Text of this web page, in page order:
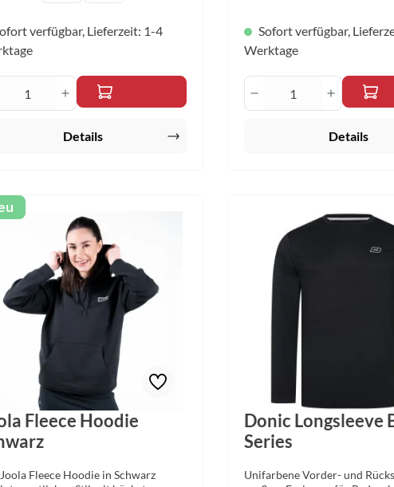
Wert ein oder benutze die Schaltflächen
verfügbar, Lieferzeit: 1-4
Anzahl: Gib den gewünschten Wert ein
Details
Sofort verfügbar,
Werktage
Produkt Anzahl:
Details
Fleece Hoodie
Fleece Hoodie in Schwarz
Donic Longsleeve
Series
Unifarbene Vorder- und